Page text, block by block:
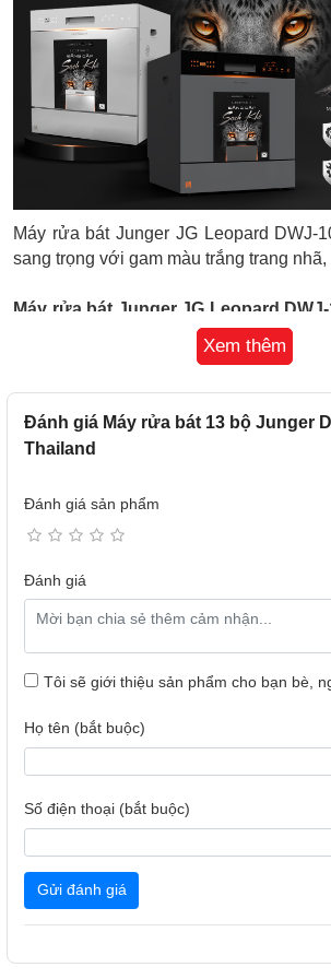
Máy rửa bát Junger JG Leopard DWJ-
sang trọng với gam màu trắng trang nhã,
Máy rửa bát Junger JG Leopard
Junger Leopard DWJ-100 là dòng sản
góp phần tô điểm thêm vẻ đẹp cho
sự tiện nghi và đẳng cấp cho phòng bếp
ứng trực quan, dễ hiểu với màn hình
còn lại của chương trình đang chạy,
Xem thêm
Đánh giá Máy rửa bát 13 bộ Junger
Thailand
Đánh giá sản phẩm
Đánh giá
Tôi sẽ giới thiệu sản phẩm cho bạn bè,
Họ tên (bắt buộc)
Số điện thoại (bắt buộc)
Gửi đánh giá